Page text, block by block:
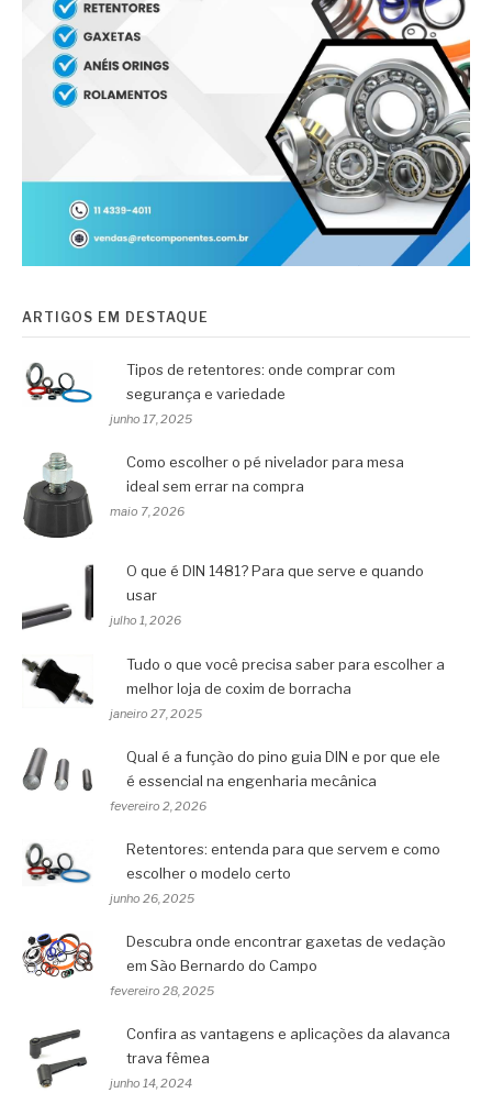
ARTIGOS EM DESTAQUE
Tipos de retentores: onde comprar com
segurança e variedade
junho 17, 2025
Como escolher o pé nivelador para mesa
ideal sem errar na compra
maio 7, 2026
O que é DIN 1481? Para que serve e quando
usar
julho 1, 2026
Tudo o que você precisa saber para escolher a
melhor loja de coxim de borracha
janeiro 27, 2025
Qual é a função do pino guia DIN e por que ele
é essencial na engenharia mecânica
fevereiro 2, 2026
Retentores: entenda para que servem e como
escolher o modelo certo
junho 26, 2025
Descubra onde encontrar gaxetas de vedação
em São Bernardo do Campo
fevereiro 28, 2025
Confira as vantagens e aplicações da alavanca
trava fêmea
junho 14, 2024